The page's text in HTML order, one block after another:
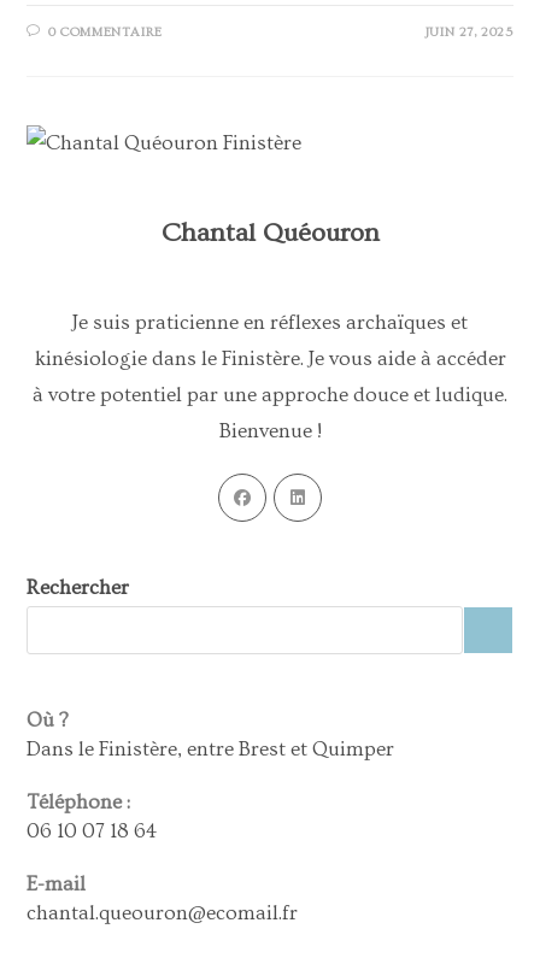
0 COMMENTAIRE JUIN 27, 2025
Chantal Quéouron
Je suis praticienne en réflexes archaïques et
kinésiologie dans le Finistère. Je vous aide à accéder
à votre potentiel par une approche douce et ludique.
Bienvenue !
Rechercher
Où ?
Dans le Finistère, entre Brest et Quimper
Téléphone :
06 10 07 18 64
E-mail
chantal.queouron@ecomail.fr